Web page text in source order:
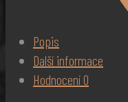
Popis
Další informace
Hodnocení 0